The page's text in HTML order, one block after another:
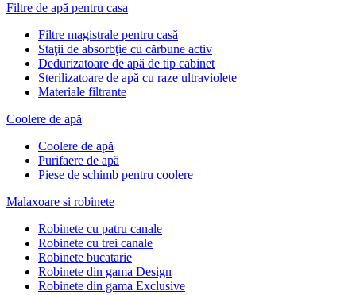
Filtre de apă pentru casa
Filtre magistrale pentru casă
Staţii de absorbţie cu cărbune activ
Dedurizatoare de apă de tip cabinet
Sterilizatoare de apă cu raze ultraviolete
Materiale filtrante
Coolere de apă
Сoolere de apă
Purifaere de apă
Piese de schimb pentru coolere
Malaxoare si robinete
Robinete cu patru canale
Robinete cu trei canale
Robinete bucatarie
Robinete din gama Design
Robinete din gama Exclusive